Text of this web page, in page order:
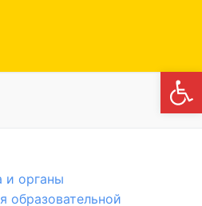
и органы
образовательной